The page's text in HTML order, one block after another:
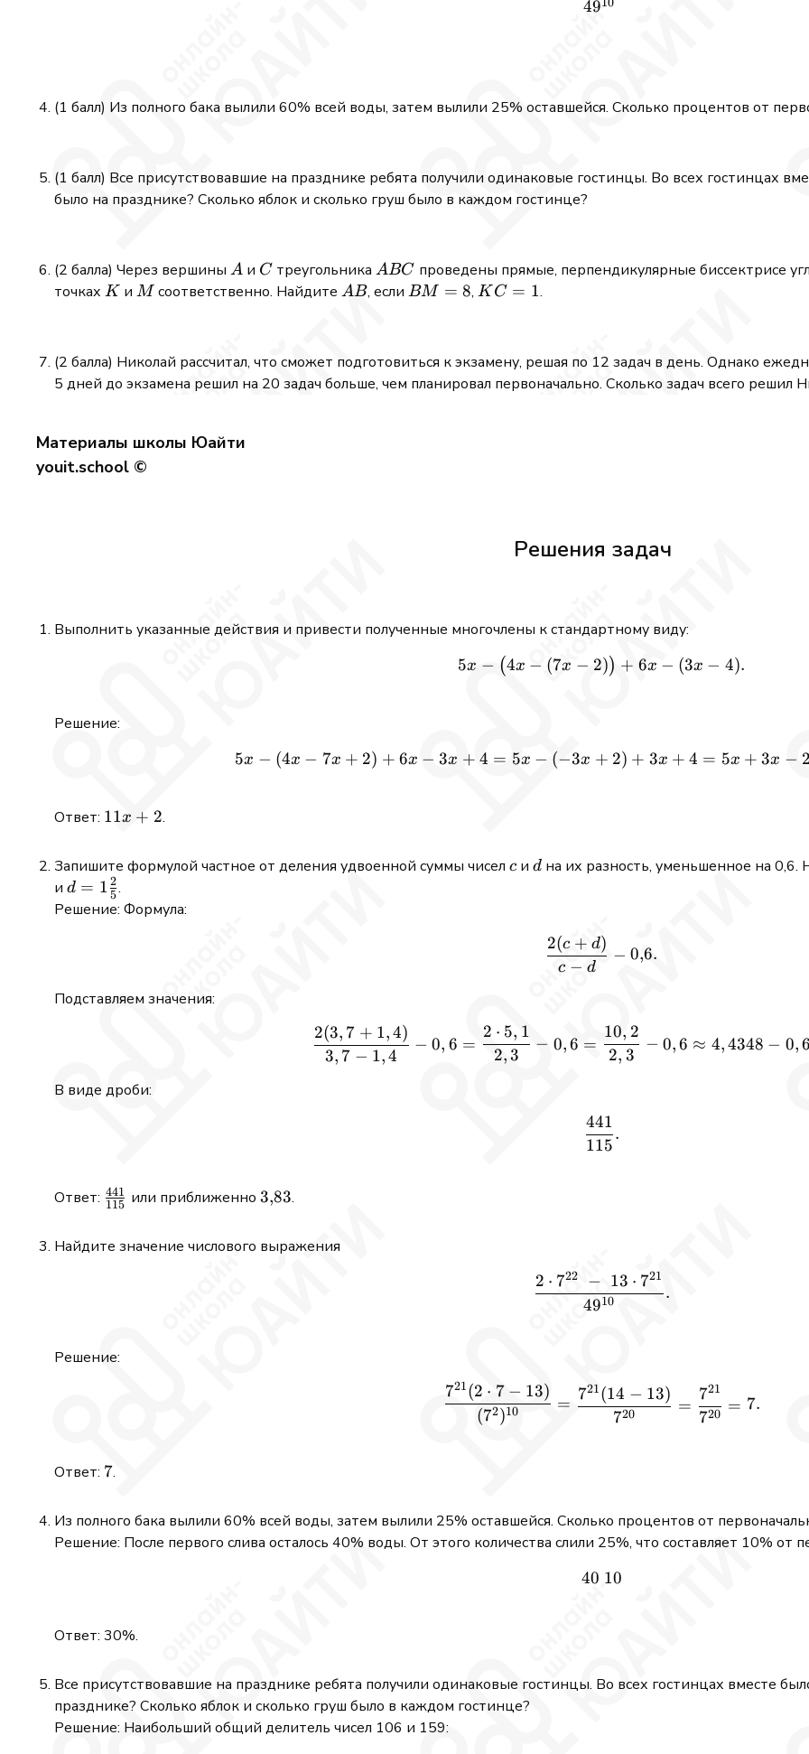
49
(1 балл) Из полного бака вылили 60% всей воды, затем вылили 25% оставшейся. Сколько процентов от
(1 балл) Все присутствовавшие на празднике ребята получили одинаковые гостинцы. Во всех гостинцах
было на празднике? Сколько яблок и сколько груш было в каждом гостинце?
(2 балла) Через вершины A
A и C
C треугольникаABC
ABC проведены прямые, перпендикулярные биссектрисе
точках K
K иM
M соответственно. НайдитеAB
AB, еслиBM
BM = 8,KC
K C = 1.
(2 балла) Николай рассчитал, что сможет подготовиться к экзамену, решая по 12 задач в день. Однако
5 дней до экзамена решил на 20 задач больше, чем планировал первоначально. Сколько задач всего решил
Материалы школы Юайти
youit.school ©
Решения задач
Выполнить указанные действия и привести полученные многочлены к стандартному виду:
5x - \bigl(4x - (7x - 2)\bigr)
5x − (4x − (7x − 2)) + 6x − (3x − 4).
Решение:
5x - (4x - 7x + 2) + 6x -
5x − (4x − 7x + 2) + 6x − 3x + 4 = 5x − (−3x + 2) + 3x + 4 = 5x + 3x − 2
Ответ: 11x
11x + 2.
Запишите формулой частное от деления удвоенной суммы чисел c
c и d
d на их разность, уменьшенное на
и d =
1\tfrac{2}
d = 1 5
2.
Решение: Формула:
\frac{2(c + d)}{c - d} -
c − d
2(c + d)
− 0,6.
Подставляем значения:
\frac{2(3,7 + 1,4)}{3,7 -
3, 7 − 1,4
2(3, 7 + 1,4)
− 0, 6 =
2,3
2 ⋅ 5, 1
− 0,6 =
2, 3
10, 2
− 0,6 ≈ 4,4348 − 0,6
В виде дроби:
\frac{441}{115}.
115
441
.
Ответ: \frac{441}
115
441 или приближенно 3{,}83
3,83.
Найдите значение числового выражения
\frac{2\cdot 7^{22} \;-\;
4910
2 ⋅ 722 − 13 ⋅ 721
.
Решение:
\frac{7^{21}(2 \cdot 7 -
(72)10
721(2 ⋅ 7 − 13)
=
720
721(14 − 13)
=
720
721
= 7.
Ответ: 7
7.
Из полного бака вылили 60% всей воды, затем вылили 25% оставшейся. Сколько процентов от
Решение: После первого слива осталось 40% воды. От этого количества слили 25%, что составляет 10% от
40\ 10% = 30\%.
40 10
Ответ: 30%.
Все присутствовавшие на празднике ребята получили одинаковые гостинцы. Во всех гостинцах вместе
празднике? Сколько яблок и сколько груш было в каждом гостинце?
Решение: Наибольший общий делитель чисел 106 и 159: